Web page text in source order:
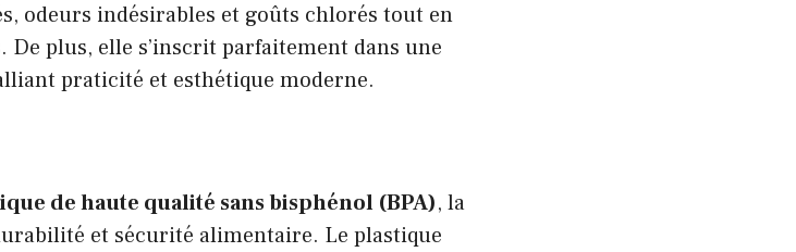
odeurs indésirables et goûts chlorés tout en
plus, elle s’inscrit parfaitement dans une
praticité et esthétique moderne.
de haute qualité sans bisphénol (BPA), la
et sécurité alimentaire. Le plastique